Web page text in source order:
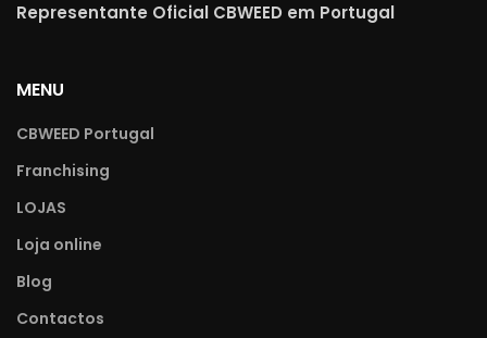
Representante Oficial CBWEED em Portugal
MENU
CBWEED Portugal
Franchising
LOJAS
Loja online
Blog
Contactos